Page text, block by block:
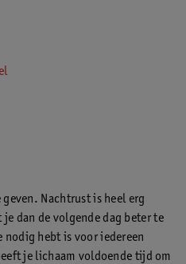
Nachtrust is heel erg
dan de volgende dag beter te
nodig hebt is voor iedereen
je lichaam voldoende tijd om